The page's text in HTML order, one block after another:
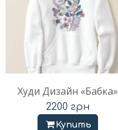
Худи Дизайн «Бабка»
2200 грн
Купить